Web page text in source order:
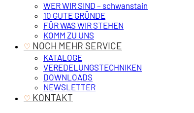
WER WIR SIND – schwanstain
10 GUTE GRÜNDE
FÜR WAS WIR STEHEN
KOMM ZU UNS
♡ ‎ NOCH MEHR SERVICE
KATALOGE
VEREDELUNGSTECHNIKEN
DOWNLOADS
NEWSLETTER
♡ ‎ KONTAKT